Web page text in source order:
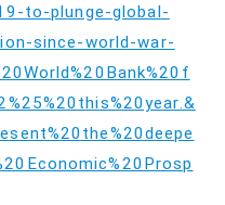
to-plunge-global-
since-world-war-